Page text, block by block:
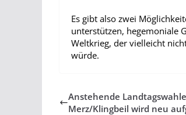
Es gibt also zwei
unterstützen, hegemoniale
Weltkrieg, der vielleicht
würde.
Anstehende
Merz/Klingbeil wird neu